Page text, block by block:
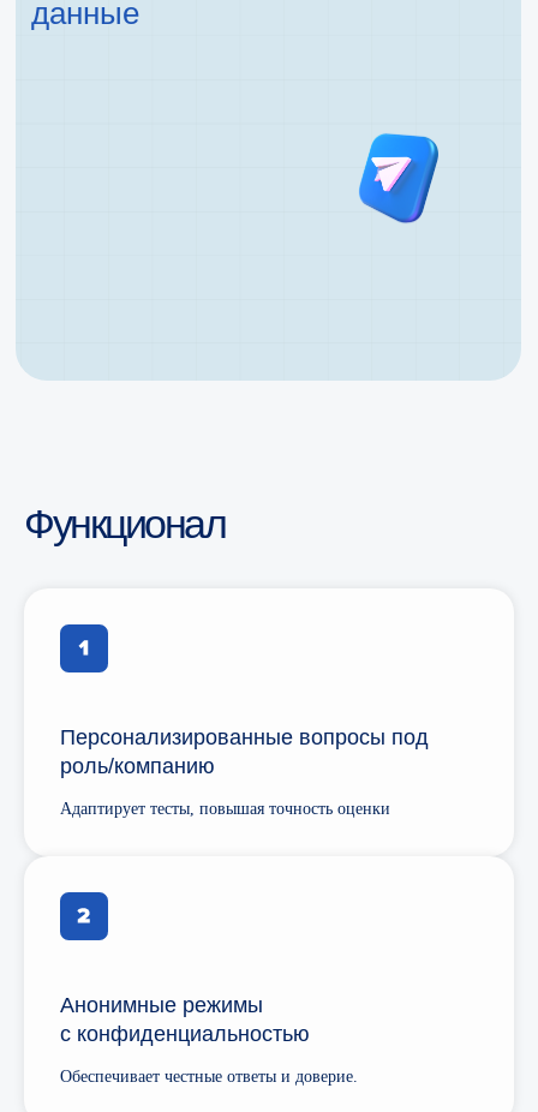
Функционал
Персонализированные вопросы под
роль/компанию
Адаптирует тесты, повышая точность оценки
Анонимные режимы
с конфиденциальностью
Обеспечивает честные ответы и доверие.